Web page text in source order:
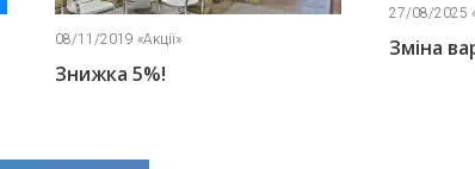
27/08/2025 «Новини»
Зміна вартості послуг